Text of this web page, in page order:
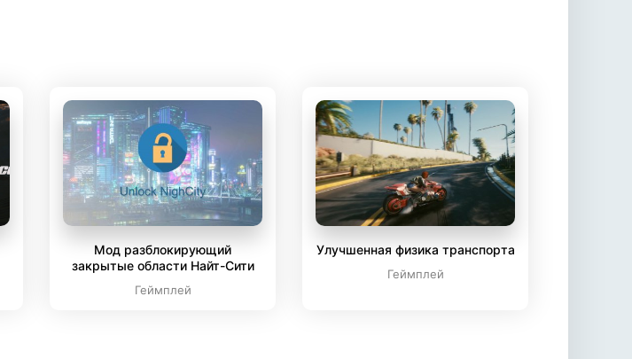
Мод разблокирующий
закрытые области Найт-Сити
Геймплей
Улучшенная физика транспорта
Геймплей